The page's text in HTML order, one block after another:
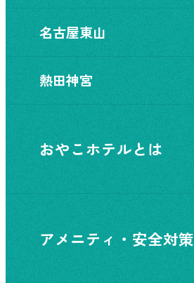
名古屋東山
熱田神宮
おやこホテルとは
アメニティ・安全対策